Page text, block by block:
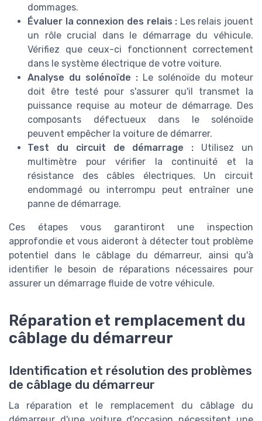
dommages.
Évaluer la connexion des relais : Les relais jouent
un rôle crucial dans le démarrage du véhicule.
Vérifiez que ceux-ci fonctionnent correctement
dans le système électrique de votre voiture.
Analyse du solénoïde : Le solénoïde du moteur
doit être testé pour s'assurer qu'il transmet la
puissance requise au moteur de démarrage. Des
composants défectueux dans le solénoïde
peuvent empêcher la voiture de démarrer.
Test du circuit de démarrage : Utilisez un
multimètre pour vérifier la continuité et la
résistance des câbles électriques. Un circuit
endommagé ou interrompu peut entraîner une
panne de démarrage.
Ces étapes vous garantiront une inspection
approfondie et vous aideront à détecter tout problème
potentiel dans le câblage du démarreur, ainsi qu'à
identifier le besoin de réparations nécessaires pour
assurer un démarrage fluide de votre véhicule.
Réparation et remplacement du
câblage du démarreur
Identification et résolution des problèmes
de câblage du démarreur
La réparation et le remplacement du câblage du